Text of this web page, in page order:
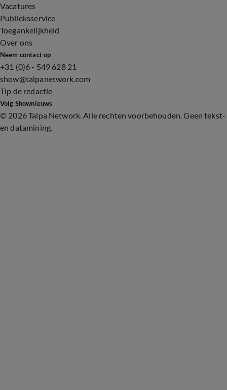
Vacatures
Publieksservice
Toegankelijkheid
Over ons
Neem contact op
+31 (0)6 - 549 628 21
show@talpanetwork.com
Tip de redactie
Volg Shownieuws
© 2026 Talpa Network. Alle rechten voorbehouden. Geen tekst-
en datamining.